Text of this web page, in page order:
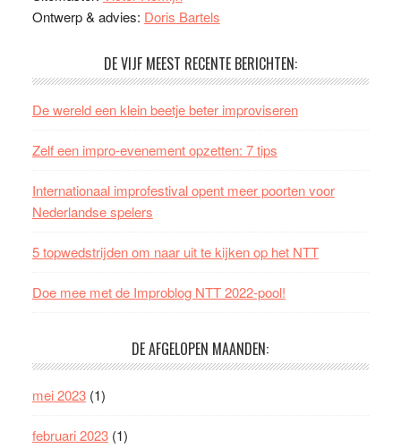
Ontwerp & advies: Doris Bartels
DE VIJF MEEST RECENTE BERICHTEN:
De wereld een klein beetje beter improviseren
Zelf een impro-evenement opzetten: 7 tips
Internationaal improfestival opent meer poorten voor
Nederlandse spelers
5 topwedstrijden om naar uit te kijken op het NTT
Doe mee met de Improblog NTT 2022-pool!
DE AFGELOPEN MAANDEN:
mei 2023(1)
februari 2023(1)